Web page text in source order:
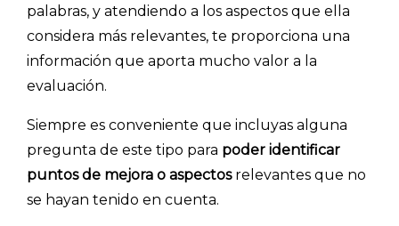
palabras, y atendiendo a los aspectos que ella
considera más relevantes, te proporciona una
información que aporta mucho valor a la
evaluación.
Siempre es conveniente que incluyas alguna
pregunta de este tipo para poder identificar
puntos de mejora o aspectosrelevantes que no
se hayan tenido en cuenta.